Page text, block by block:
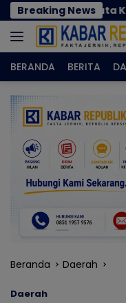
Langsung
ke
konten
Breaking News
Juta Kepada 395
BERANDA BERITA
Beranda Daerah
Daerah